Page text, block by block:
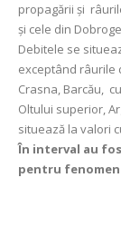
propagării şi
și cele din
Debitele se
exceptând râurile
Crasna, Barcău,
Oltului superior,
situează la valori
În interval au fost
pentru